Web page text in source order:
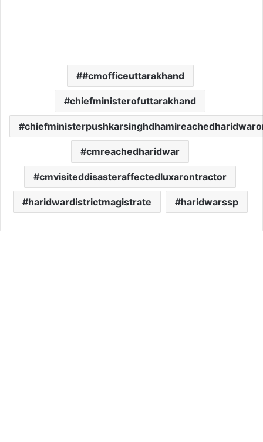
#cmofficeuttarakhand
chiefministerofuttarakhand
cmreachedharidwar
cmvisiteddisasteraffectedluxarontractor
haridwardistrictmagistrate haridwarssp